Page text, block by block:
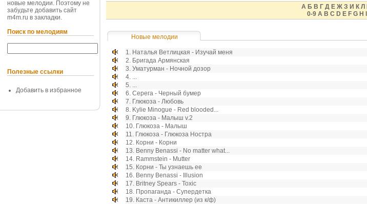
новые мелодии. Поэтому не
забудьте добавить сайт
m4m.ru в закладки.
Поиск по мелодиям
Полезные ссылки
Добавить в избранное
А Б В Г Д Е Ж З И К Л
0-9 A B C D E F G H
Новые мелодии
1. Наталья Ветлицкая - Изучай меня
2. Бригада Армянская
3. Уматурман - Ночной дозор
4. ...
5. ...
6. Серега - Черный бумер
7. Глюкоза - Любовь
8. Kylie Minogue - Red blooded...
9. Глюкоза - Малыш v.2
10. Глюкоза - Малыш
11. Глюкоза - Глюкоза Ностра
12. Корни - Корни
13. Benny Benassi - No matter what...
14. Rammstein - Mutter
15. Корни - Ты узнаешь ее
16. Benny Benassi - Illusion
17. Britney Spears - Toxic
18. Пропаганда - Супердетка
19. Каста - Антикиллер (из к/ф)